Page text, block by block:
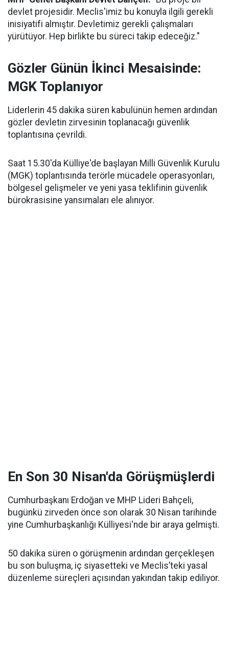
devlet projesidir. Meclis'imiz bu konuyla ilgili gerekli
inisiyatifi almıştır. Devletimiz gerekli çalışmaları
yürütüyor. Hep birlikte bu süreci takip edeceğiz."
Gözler Günün İkinci Mesaisinde:
MGK Toplanıyor
Liderlerin 45 dakika süren kabulünün hemen ardından
gözler devletin zirvesinin toplanacağı güvenlik
toplantısına çevrildi.
Saat 15.30'da Külliye'de başlayan Milli Güvenlik Kurulu
(MGK) toplantısında terörle mücadele operasyonları,
bölgesel gelişmeler ve yeni yasa teklifinin güvenlik
bürokrasisine yansımaları ele alınıyor.
En Son 30 Nisan'da Görüşmüşlerdi
Cumhurbaşkanı Erdoğan ve MHP Lideri Bahçeli,
bugünkü zirveden önce son olarak 30 Nisan tarihinde
yine Cumhurbaşkanlığı Külliyesi'nde bir araya gelmişti.
50 dakika süren o görüşmenin ardından gerçekleşen
bu son buluşma, iç siyasetteki ve Meclis’teki yasal
düzenleme süreçleri açısından yakından takip ediliyor.